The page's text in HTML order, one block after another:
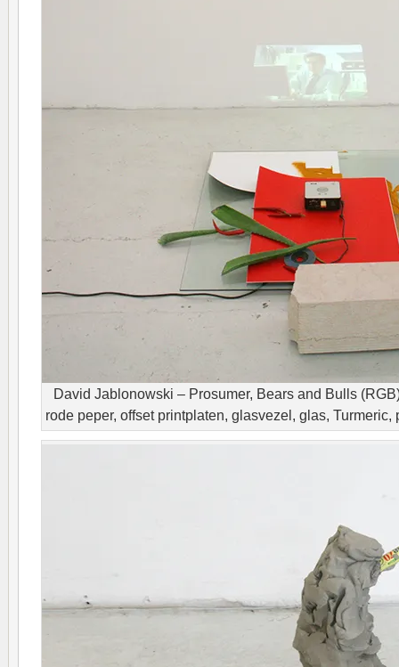
David Jablonowski – Prosumer, Bears and Bulls
rode peper, offset printplaten, glasvezel, glas,